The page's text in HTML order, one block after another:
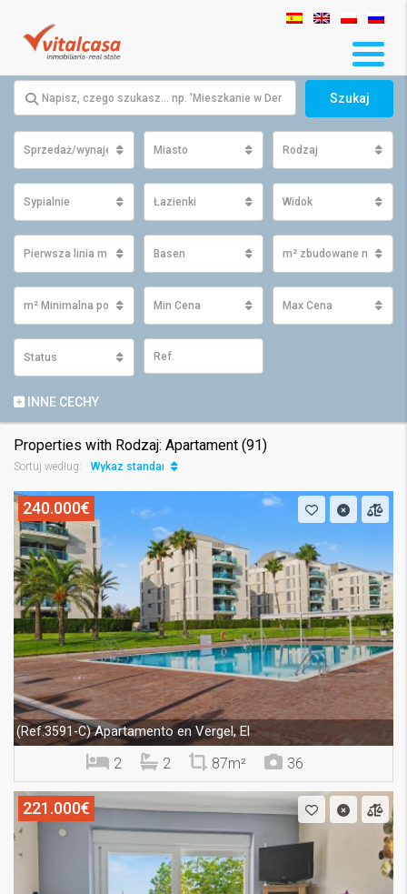
Szukaj
Sprzedaż/wynajem Miasto Rodzaj
Sypialnie Łazienki Widok
Pierwsza linia morza Basen m² zbudowane
m² Minimalna powierzchnia działki
Min Cena Max Cena
Status
INNE CECHY
Properties with Rodzaj: Apartament (91)
Sortuj według: Wykaz standard
240.000€
(Ref.3591-C)Apartamento en Vergel, El
2 2 87m² 36
221.000€